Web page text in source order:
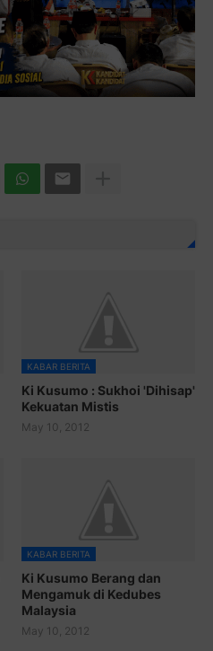
KABAR BERITA
Ki Kusumo : Sukhoi 'Dihisap'
Kekuatan Mistis
May 10, 2012
KABAR BERITA
Ki Kusumo Berang dan
Mengamuk di Kedubes
Malaysia
May 10, 2012